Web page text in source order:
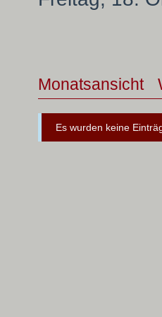
Monatsansicht
Es wurden keine